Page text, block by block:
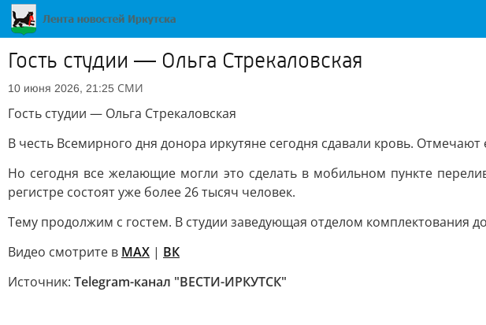
Гость студии — Ольга Стрекаловская
10 июня 2026, 21:25 СМИ
Гость студии — Ольга Стрекаловская
В честь Всемирного дня донора иркутяне сегодня сдавали кровь. Отмечают
Но сегодня все желающие могли это сделать в мобильном пункте
регистре состоят уже более 26 тысяч человек.
Тему продолжим с гостем. В студии заведующая отделом комплектования
Видео смотрите в MAX | ВК
Источник: Telegram-канал "ВЕСТИ-ИРКУТСК"